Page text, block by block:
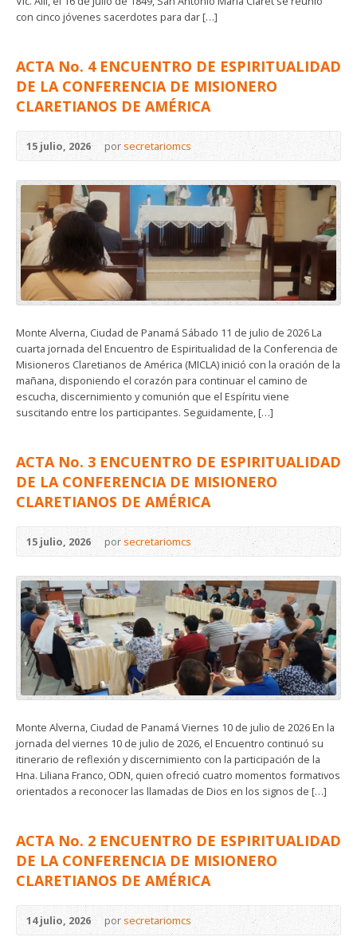
con cinco jóvenes sacerdotes para dar […]
ACTA No. 4 ENCUENTRO DE ESPIRITUALIDAD
DE LA CONFERENCIA DE MISIONERO
CLARETIANOS DE AMÉRICA
15 julio, 2026 por secretariomcs
Monte Alverna, Ciudad de Panamá Sábado 11 de julio de 2026 La
cuarta jornada del Encuentro de Espiritualidad de la Conferencia de
Misioneros Claretianos de América (MICLA) inició con la oración de la
mañana, disponiendo el corazón para continuar el camino de
escucha, discernimiento y comunión que el Espíritu viene
suscitando entre los participantes. Seguidamente, […]
ACTA No. 3 ENCUENTRO DE ESPIRITUALIDAD
DE LA CONFERENCIA DE MISIONERO
CLARETIANOS DE AMÉRICA
15 julio, 2026 por secretariomcs
Monte Alverna, Ciudad de Panamá Viernes 10 de julio de 2026 En la
jornada del viernes 10 de julio de 2026, el Encuentro continuó su
itinerario de reflexión y discernimiento con la participación de la
Hna. Liliana Franco, ODN, quien ofreció cuatro momentos formativos
orientados a reconocer las llamadas de Dios en los signos de […]
ACTA No. 2 ENCUENTRO DE ESPIRITUALIDAD
DE LA CONFERENCIA DE MISIONERO
CLARETIANOS DE AMÉRICA
14 julio, 2026 por secretariomcs